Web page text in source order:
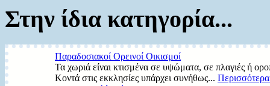
Στην ίδια κατηγορία...
Παραδοσιακοί Ορεινοί Οικισμοί
Τα χωριά είναι κτισμένα σε υψώματα, σε πλαγιές ή
Κοντά στις εκκλησίες υπάρχει συνήθως...